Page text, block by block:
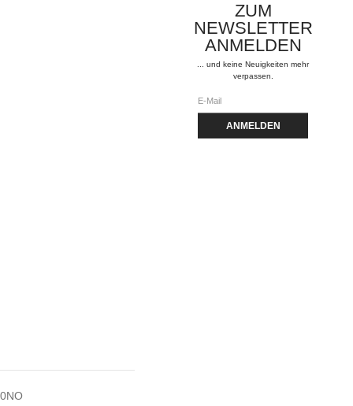
ZUM
NEWSLETTER
ANMELDEN
... und keine Neuigkeiten mehr
verpassen.
ANMELDEN